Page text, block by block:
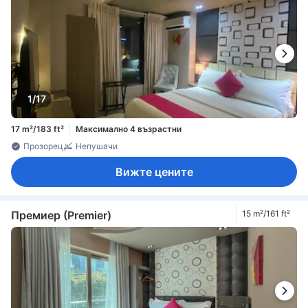
1/17
17 m²/183 ft²
Максимално 4 възрастни
Прозорец
Непушачи
Вижте цените
Премиер (Premier) 15 m²/161 ft²